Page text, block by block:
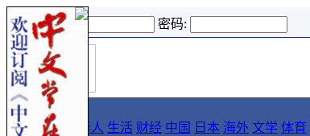
登录名: 密码:
首
页
导报
要闻 论坛 华人 生活 财经 中国 日本 海外 文学 体育